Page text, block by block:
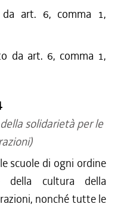
art. 6, comma 1,
da art. 6, comma 1,
solidarietà per le
scuole di ogni ordine
della cultura della
nonché tutte le